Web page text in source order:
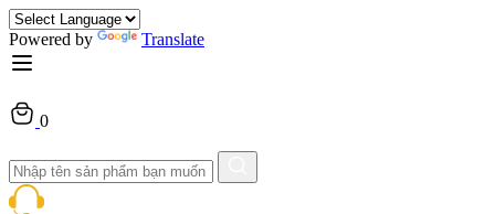
Powered by Translate
0